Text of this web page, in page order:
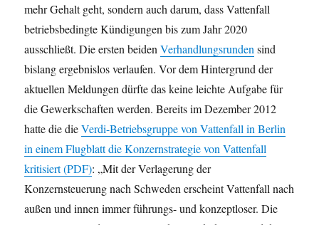
mehr Gehalt geht, sondern auch darum, dass Vattenfall
betriebsbedingte Kündigungen bis zum Jahr 2020
ausschließt. Die ersten beidenVerhandlungsrunden sind
bislang ergebnislos verlaufen. Vor dem Hintergrund der
aktuellen Meldungen dürfte das keine leichte Aufgabe für
die Gewerkschaften werden. Bereits im Dezember 2012
hatte die dieVerdi-Betriebsgruppe von Vattenfall in Berlin
in einem Flugblatt die Konzernstrategie von Vattenfall
kritisiert (PDF): „Mit der Verlagerung der
Konzernsteuerung nach Schweden erscheint Vattenfall nach
außen und innen immer führungs- und konzeptloser. Die